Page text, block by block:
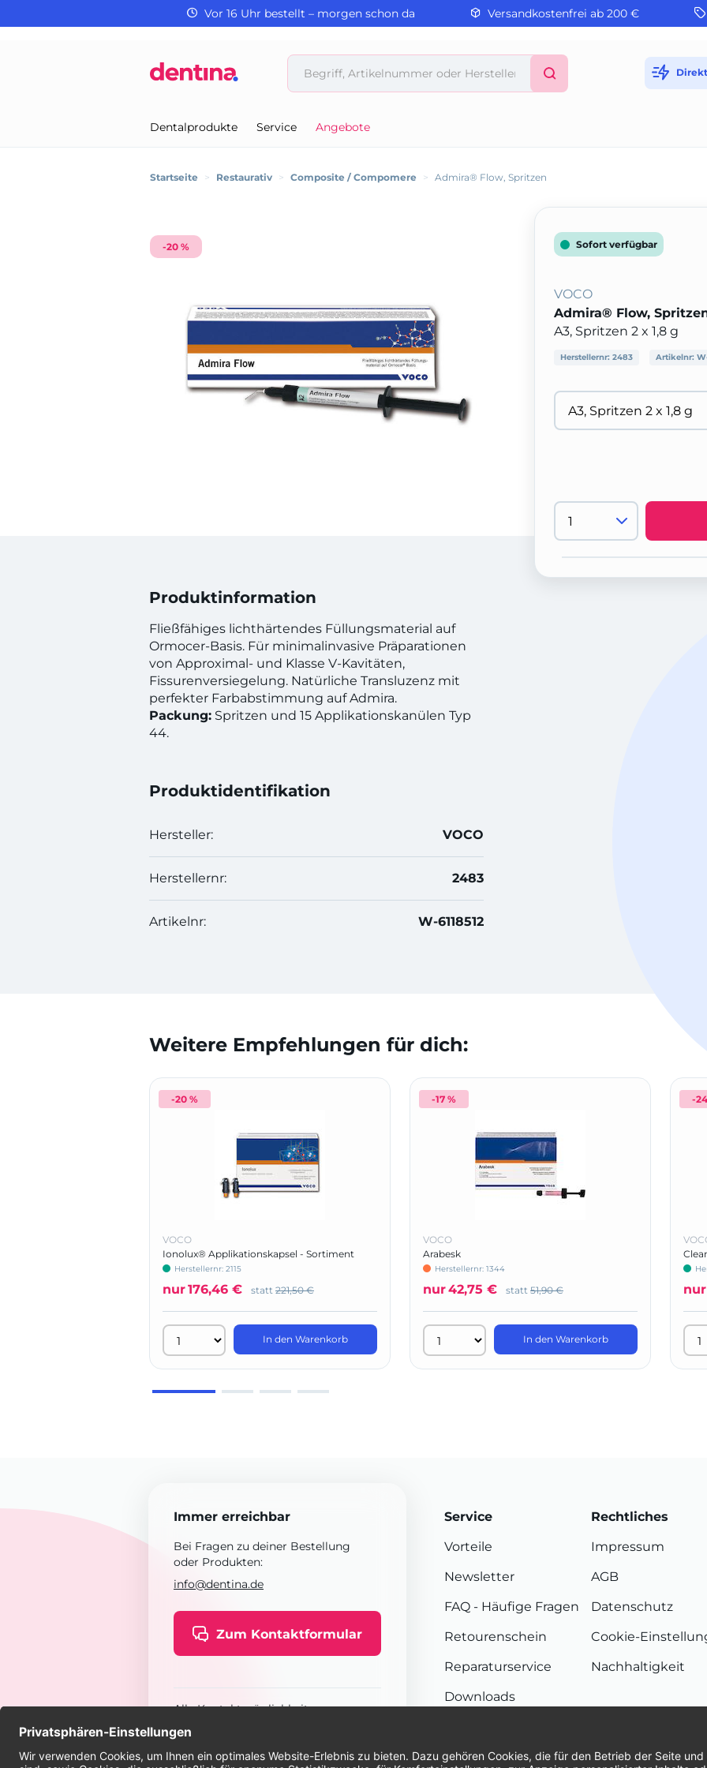
Vor 16 Uhr bestellt – morgen schon da Versandkostenfrei ab 200 €
Dentalprodukte Service Angebote
Startseite > Restaurativ > Composite / Compomere > Admira® Flow, Spritzen
-20 %
Produktinformation
Fließfähiges lichthärtendes Füllungsmaterial auf
Ormocer-Basis. Für minimalinvasive Präparationen
von Approximal- und Klasse V-Kavitäten,
Fissurenversiegelung. Natürliche Transluzenz mit
perfekter Farbabstimmung auf Admira.
Packung: Spritzen und 15 Applikationskanülen Typ
44.
Produktidentifikation
Hersteller: VOCO
Herstellernr: 2483
Artikelnr: W-6118512
Sofort verfügbar
VOCO
Admira® Flow,
A3, Spritzen 2 x 1,8 g
Herstellernr: 2483 Artikelnr:
Weitere Empfehlungen für dich:
-20 %
VOCO
Ionolux® Applikationskapsel - Sortiment
Herstellernr: 2115
nur176,46 € statt 221,50 €
In den Warenkorb
-17 %
VOCO
Arabesk
Herstellernr: 1344
nur42,75 € statt 51,90 €
In den Warenkorb
-
nur
Immer erreichbar
Bei Fragen zu deiner Bestellung
oder Produkten:
info@dentina.de
Zum Kontaktformular
Alle Kontaktmöglichkeiten
Service
Vorteile
Newsletter
FAQ - Häufige Fragen
Retourenschein
Reparaturservice
Downloads
Rechtliches
Impressum
AGB
Datenschutz
Cookie-
Nachhaltigkeit